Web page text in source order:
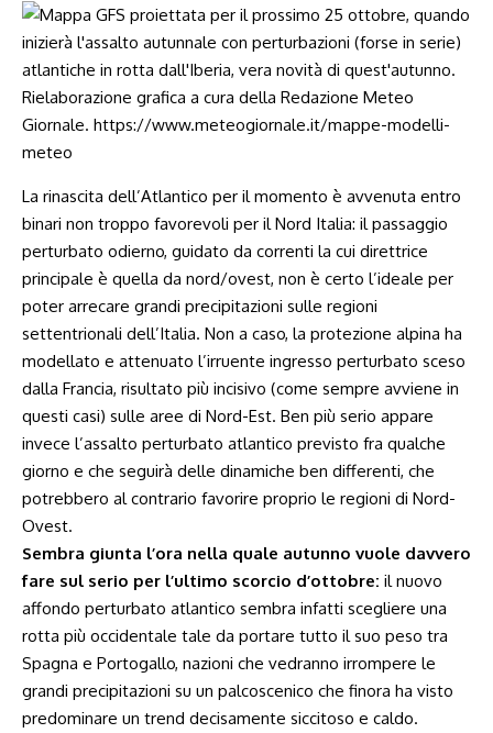
La rinascita dell’Atlantico per il momento è avvenuta entro
binari non troppo favorevoli per il Nord Italia: il passaggio
perturbato odierno, guidato da correnti la cui direttrice
principale è quella da nord/ovest, non è certo l’ideale per
poter arrecare grandi precipitazioni sulle regioni
settentrionali dell’Italia. Non a caso, la protezione alpina ha
modellato e attenuato l’irruente ingresso perturbato sceso
dalla Francia, risultato più incisivo (come sempre avviene in
questi casi) sulle aree di Nord-Est. Ben più serio appare
invece l’assalto perturbato atlantico previsto fra qualche
giorno e che seguirà delle dinamiche ben differenti, che
potrebbero al contrario favorire proprio le regioni di Nord-
Ovest.
Sembra giunta l’ora nella quale autunno vuole davvero
fare sul serio per l’ultimo scorcio d’ottobre: il nuovo
affondo perturbato atlantico sembra infatti scegliere una
rotta più occidentale tale da portare tutto il suo peso tra
Spagna e Portogallo, nazioni che vedranno irrompere le
grandi precipitazioni su un palcoscenico che finora ha visto
predominare un trend decisamente siccitoso e caldo.